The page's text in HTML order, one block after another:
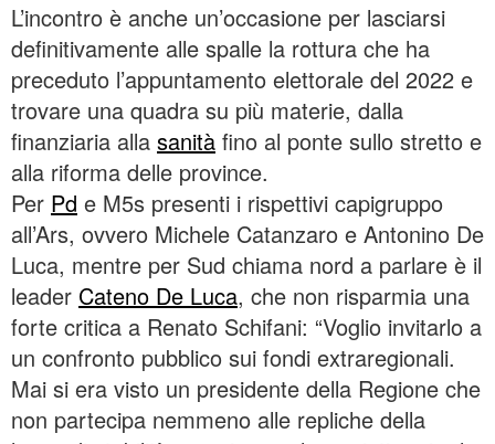
L’incontro è anche un’occasione per lasciarsi
definitivamente alle spalle la rottura che ha
preceduto l’appuntamento elettorale del 2022 e
trovare una quadra su più materie, dalla
finanziaria alla sanità fino al ponte sullo stretto e
alla riforma delle province.
Per Pd e M5s presenti i rispettivi capigruppo
all’Ars, ovvero Michele Catanzaro e Antonino De
Luca, mentre per Sud chiama nord a parlare è il
leader Cateno De Luca, che non risparmia una
forte critica a Renato Schifani: “Voglio invitarlo a
un confronto pubblico sui fondi extraregionali.
Mai si era visto un presidente della Regione che
non partecipa nemmeno alle repliche della